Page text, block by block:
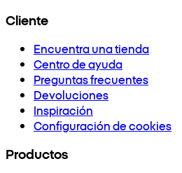
Cliente
Encuentra una tienda
Centro de ayuda
Preguntas frecuentes
Devoluciones
Inspiración
Configuración de cookies
Productos